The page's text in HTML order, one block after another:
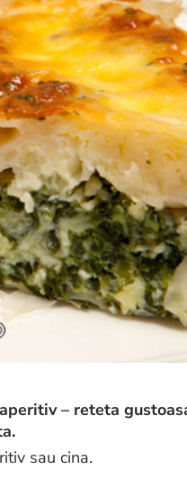
– reteta
sau cina.